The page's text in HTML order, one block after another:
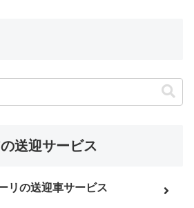
送迎サービス
リの送迎車サービス